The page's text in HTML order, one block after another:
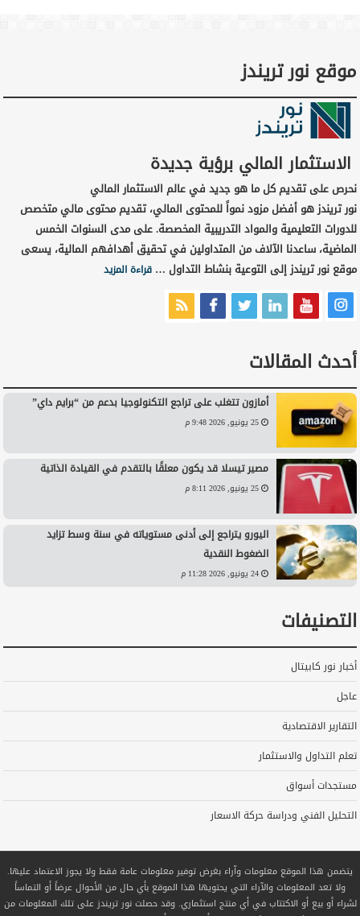
موقع نور تريندز
الاستثمار المالي برؤية جديدة
نحرص على تقديم كل ما هو جديد في عالم الاستثمار المالي
نور تريندز هو أفضل مزود نمواً للمحتوى المالي، تقديم محتوى مالي متخصص
للدورات التعليمية والمواد التدريبية المخصصة. على مدى السنوات الخمس
الماضية، ساعدنا الآلاف من المتداولين في تحقيق أهدافهم المالية، يسعى
موقع نور تريندز إلى التوعية بنشاط التداول …قراءة المزيد
أحدث المقالات
أمازون تتغلب على تراجع التكنولوجيا بدعم من “برايم داي”
25 يونيو, 2026 9:48 م
مصير تيسلا قد يكون معلقًا بالتقدم في القيادة الذاتية
25 يونيو, 2026 8:11 م
اليورو يتراجع إلى أدنى مستوياته في سنة وسط تزايد
الضغوط النقدية
24 يونيو, 2026 11:28 م
التصنيفات
أخبار نور كابيتال
عاجل
التقارير الاقتصادية
تعلم التداول والاستثمار
مستجدات أسواق
التحليل الفني ودراسة حركة الاسعار
يتضمن هذا الموقع معلومات وآراء بغرض توفير معلومات عامة فقط ولا يجوز الاعتماد عليها.
ولا تعد المعلومات والآراء التي يحتويها هذا الموقع بأي حال من الأحوال عرضاً أو التماساً
لشراء أو بيع أو الاكتتاب في أي منتج استثماري. وقد حصلت نور تريندز على تلك المعلومات من